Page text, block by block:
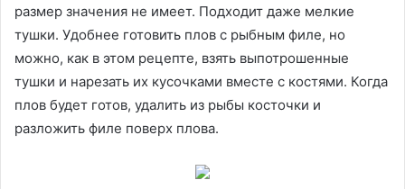
размер значения не имеет. Подходит даже мелкие
тушки. Удобнее готовить плов с рыбным филе, но
можно, как в этом рецепте, взять выпотрошенные
тушки и нарезать их кусочками вместе с костями. Когда
плов будет готов, удалить из рыбы косточки и
разложить филе поверх плова.